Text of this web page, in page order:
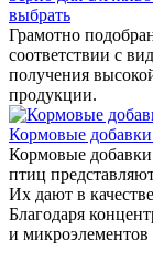
выбрать
Грамотно
соответствии с
получения
продукции.
Кормовые
Кормовые
птиц
Их дают в
Благодаря
и